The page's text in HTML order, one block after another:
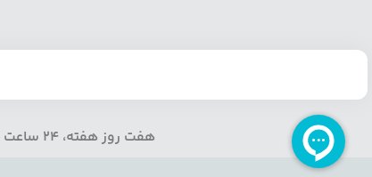
هفت روز هفته، 24 ساعت شبانه روز پاسخگو شما هستیم شماره تماس: 91008005-021 آدرس ایمیل:info@doosoo.ir